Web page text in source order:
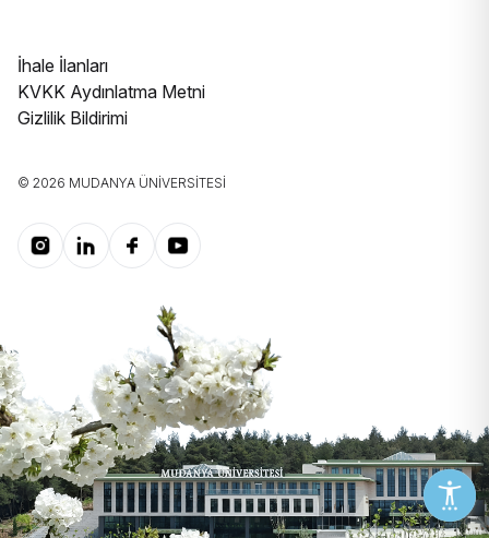
İhale İlanları
KVKK Aydınlatma Metni
Gizlilik Bildirimi
© 2026 MUDANYA ÜNIVERSITESI